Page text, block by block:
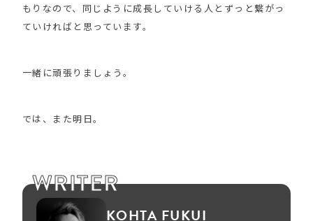
もりなので、同じように成長していける人とずっと繋がっ
ていければと思っています。
一緒に頑張りましょう。
では、また明日。
WRITER
KOHTA FUKUI